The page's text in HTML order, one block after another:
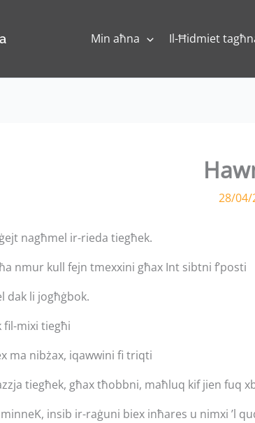
Min aħna Il-Ħidmiet
28/04/
nagħmel ir-rieda tiegħek.
nmur kull fejn tmexxini għax Int sibtni f’posti
dak li jogħġbok.
fil-mixi tiegħi
ma nibżax, iqawwini fi triqti
tiegħek, għax tħobbni, maħluq kif jien fuq
insib ir-raġuni biex inħares u nimxi ’l